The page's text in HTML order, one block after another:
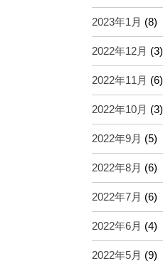
2023年1月 (8)
2022年12月 (3)
2022年11月 (6)
2022年10月 (3)
2022年9月 (5)
2022年8月 (6)
2022年7月 (6)
2022年6月 (4)
2022年5月 (9)